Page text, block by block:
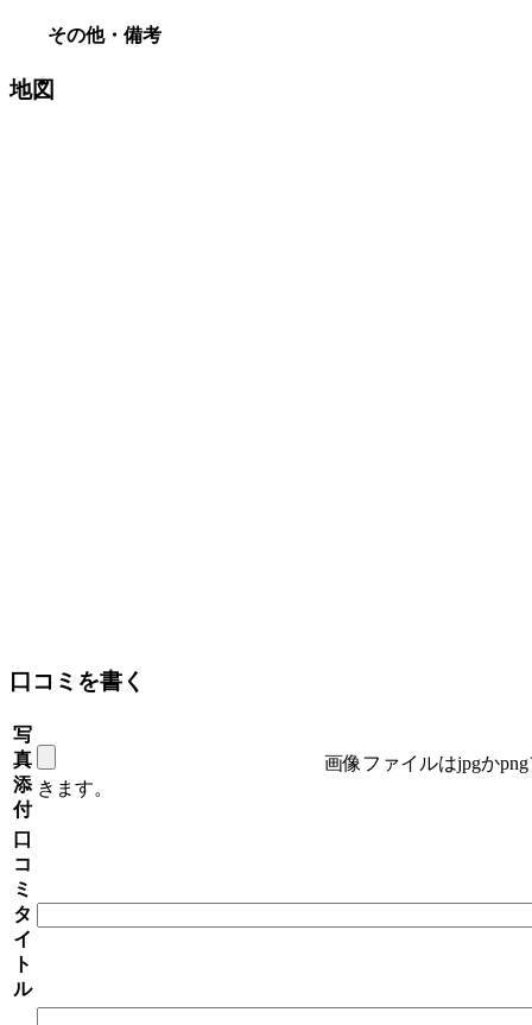
その他・備考
地図
口コミを書く
写
真
添
付
画像ファイルはjpgか
きます。
口
コ
ミ
タ
イ
ト
ル